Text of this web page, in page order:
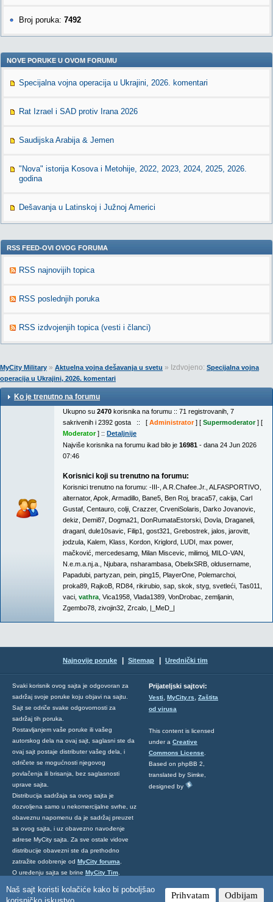
Naš sajt koristi kolačiće kako bi poboljšao
Prihvatam Odbijam
Broj poruka: 7492
NOVE PORUKE U OVOM FORUMU
Specijalna vojna operacija u Ukrajini, 2026. komentari
Rat Izrael i SAD protiv Irana 2026
Saudijska Arabija & Jemen
"Nova" istorija Kosova i Metohije, 2022, 2023, 2024, 2025, 2026.
godina
Dešavanja u Latinskoj i Južnoj Americi
RSS FEED-OVI OVOG FORUMA
RSS najnovijih topica
RSS poslednjih poruka
RSS izdvojenjih topica (vesti i članci)
MyCity Military » Aktuelna vojna dešavanja u svetu » Izdvojeno: Specijalna vojna
operacija u Ukrajini, 2026. komentari
Ko je trenutno na forumu
Ukupno su 2470 korisnika na forumu :: 71 registrovanih, 7
sakrivenih i 2392 gosta :: [ Administrator] [ Supermoderator] [
Moderator] :: Detaljnije
Najviše korisnika na forumu ikad bilo je 16981 - dana 24 Jun 2026
07:46
Korisnici koji su trenutno na forumu:
Korisnici trenutno na forumu: -III- A.R.Chafee.Jr. ALFASPORTIVO
alternator, Apok Armadillo Bane5 Ben Roj braca57 cakija Carl
Gustaf Centauro colji Crazzer, CrveniSolaris Darko Jovanovic
dekiz Demi87 Dogma21 DonRumataEstorski Dovla Draganeli
draganl dule10savic Filip1 gost321 Grebostrek jalos jarovitt
jodzula Kalem Klass Kordon Kriglord LUDI max power,
mačković mercedesamg Milan Miscevic milimoj MILO-VAN
N.e.m.a.nj.a.
Njubara nsharambasa ObelixSRB oldusername
Papadubi partyzan pein ping15 PlayerOne Polemarchoi
proka89 RajkoB RD84 rikirubio sap skok styg svetleći Tas011
vaci vathra Vica1958 Vlada1389 VonDrobac zemljanin
Zgembo78 zivojin32 Zrcalo |_MeD_|
Najnovije poruke Sitemap Urednički tim
Svaki korisnik ovog sajta je odgovoran za
sadržaj svoje poruke koju objavi na sajtu.
Sajt se odriče svake odgovornosti za
sadržaj tih poruka.
Postavljanjem vaše poruke ili vašeg
autorskog dela na ovaj sajt, saglasni ste da
ovaj sajt postaje distributer vašeg dela, i
odričete se mogućnosti njegovog
povlačenja ili brisanja, bez saglasnosti
uprave sajta.
Distribucija sadržaja sa ovog sajta je
dozvoljena samo u nekomercijalne svrhe, uz
obaveznu napomenu da je sadržaj preuzet
sa ovog sajta, i uz obavezno navođenje
adrese MyCity sajta. Za sve ostale vidove
distribucije obavezni ste da prethodno
zatražite odobrenje od MyCity foruma
O uređenju sajta se brine MyCity Tim
ovde.
Prijateljski sajtovi:
Vesti, MyCity.rs, Zaštita
od virusa
This content is licensed
under a Creative
Commons License
Based on phpBB 2,
translated by Simke,
designed by